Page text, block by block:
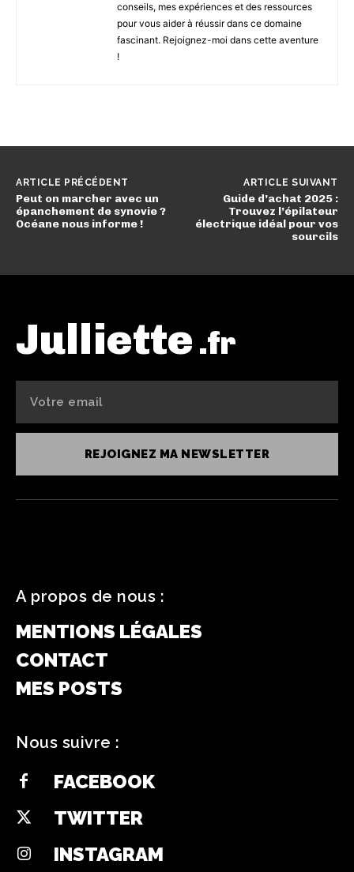
conseils, mes expériences et des ressources
pour vous aider à réussir dans ce domaine
fascinant. Rejoignez-moi dans cette aventure
!
ARTICLE PRÉCÉDENT
Peut on marcher avec un
épanchement de synovie ?
Océane nous informe !
ARTICLE SUIVANT
Guide d’achat 2025 :
Trouvez l’épilateur
électrique idéal pour vos
sourcils
Julliette .fr
REJOIGNEZ MA NEWSLETTER
A propos de nous :
MENTIONS LÉGALES
CONTACT
MES POSTS
Nous suivre :
FACEBOOK
TWITTER
INSTAGRAM